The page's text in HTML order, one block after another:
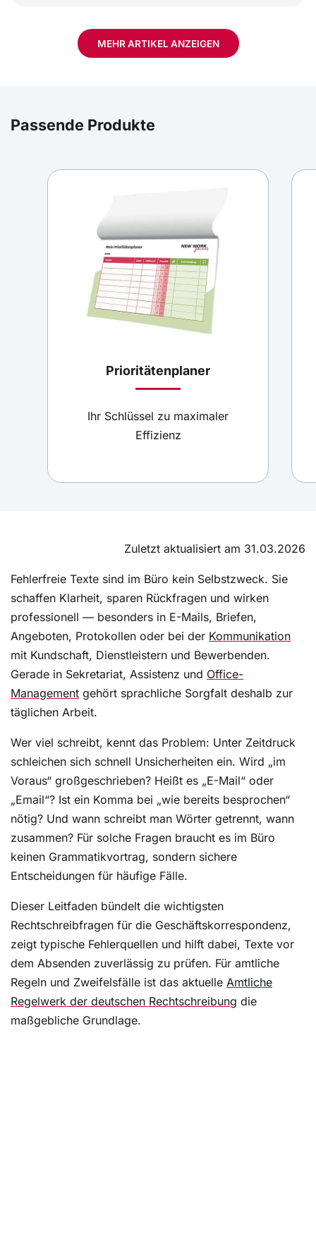
MEHR ARTIKEL ANZEIGEN
den Kopf zerbrochen, auch die korrekte
beendet, dient das Komma dessen Gliederung -
und hat es in sich: Wird das Komma vergessen
oder falsch angewendet, kann es den Sinn eines
Satzes möglicherweise völlig verändern.
Passende Produkte
Prioritätenplaner
Ihr Schlüssel zu maximaler
Effizienz
Zuletzt aktualisiert am 31.03.2026
Fehlerfreie Texte sind im Büro kein Selbstzweck. Sie
schaffen Klarheit, sparen Rückfragen und wirken
professionell — besonders in E-Mails, Briefen,
Angeboten, Protokollen oder bei der Kommunikation
mit Kundschaft, Dienstleistern und Bewerbenden.
Gerade in Sekretariat, Assistenz und Office-
Management gehört sprachliche Sorgfalt deshalb zur
täglichen Arbeit.
Wer viel schreibt, kennt das Problem: Unter Zeitdruck
schleichen sich schnell Unsicherheiten ein. Wird „im
Voraus“ großgeschrieben? Heißt es „E-Mail“ oder
„Email“? Ist ein Komma bei „wie bereits besprochen“
nötig? Und wann schreibt man Wörter getrennt, wann
zusammen? Für solche Fragen braucht es im Büro
keinen Grammatikvortrag, sondern sichere
Entscheidungen für häufige Fälle.
Dieser Leitfaden bündelt die wichtigsten
Rechtschreibfragen für die Geschäftskorrespondenz,
zeigt typische Fehlerquellen und hilft dabei, Texte vor
dem Absenden zuverlässig zu prüfen. Für amtliche
Regeln und Zweifelsfälle ist das aktuelle Amtliche
Regelwerk der deutschen Rechtschreibung die
maßgebliche Grundlage.